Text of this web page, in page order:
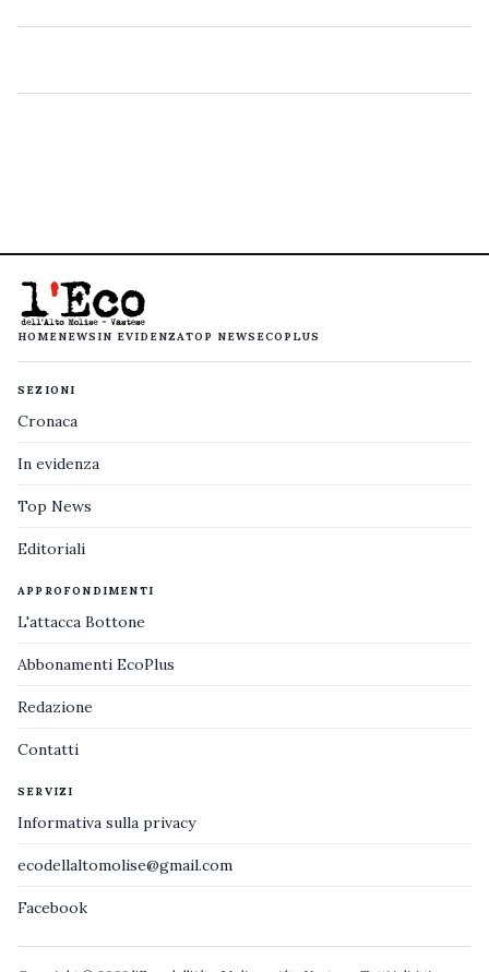
HOMENEWS IN EVIDENZATOP NEWS ECOPLUS
SEZIONI
Cronaca
In evidenza
Top News
Editoriali
APPROFONDIMENTI
L'attacca Bottone
Abbonamenti EcoPlus
Redazione
Contatti
SERVIZI
Informativa sulla privacy
ecodellaltomolise@gmail.com
Facebook